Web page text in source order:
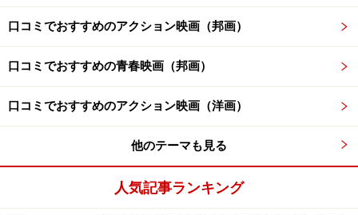
陽』では「天照大御神の天孫である現人神」と「人間」
を一人の人間の中で演じ分けて生きなくてはならない天
記者が天皇をはじめて見て言います。「チャップリン
だ！チャーリーだ！チャーリー帽子を取って！」と……。
天皇の戦争責任と、人間ヒロヒトの私的な側面を見詰め
た「日本で撮ることの許されない（？）」貴重な作品。
口コミでおすすめのアクション映画（邦画）
口コミでおすすめの青春映画（邦画）
口コミでおすすめのアクション映画（洋画）
他のテーマも見る
人気記事ランキング